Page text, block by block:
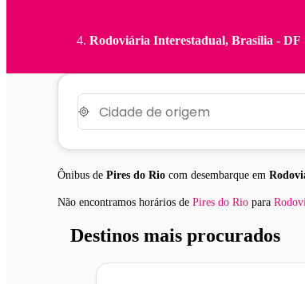
Rodoviária Interestadual, Brasília - DF
Ônibus de Pires do Rio com desembarque em
Não encontramos horários de Pires do Rio para
Destinos mais procurados